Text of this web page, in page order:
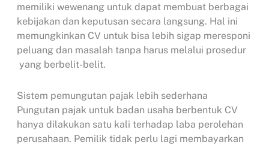
memiliki wewenang untuk dapat membuat berbagai
kebijakan dan keputusan secara langsung. Hal ini
memungkinkan CV untuk bisa lebih sigap meresponi
peluang dan masalah tanpa harus melalui prosedur
yang berbelit-belit.
Sistem pemungutan pajak lebih sederhana
Pungutan pajak untuk badan usaha berbentuk CV
hanya dilakukan satu kali terhadap laba perolehan
perusahaan. Pemilik tidak perlu lagi membayarkan